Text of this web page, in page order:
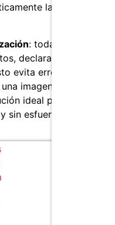
las
: todas tus
declaraciones
evita errores de
imagen clara de tu
ideal para quienes
sin esfuerzo.